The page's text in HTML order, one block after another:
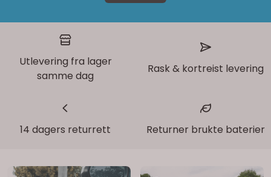
Utlevering fra lager
samme dag
Rask & kortreist levering
14 dagers returrett Returner brukte baterier